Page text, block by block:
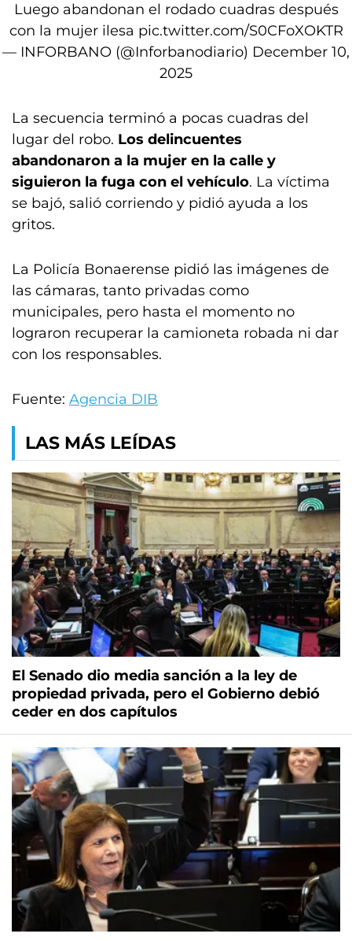
Luego abandonan el rodado cuadras después
con la mujer ilesa pic.twitter.com/S0CFoXOKTR
— INFORBANO (@Inforbanodiario) December 10,
2025
La secuencia terminó a pocas cuadras del
lugar del robo. Los delincuentes
abandonaron a la mujer en la calle y
siguieron la fuga con el vehículo. La víctima
se bajó, salió corriendo y pidió ayuda a los
gritos.
La Policía Bonaerense pidió las imágenes de
las cámaras, tanto privadas como
municipales, pero hasta el momento no
lograron recuperar la camioneta robada ni dar
con los responsables.
Fuente: Agencia DIB
LAS MÁS LEÍDAS
El Senado dio media sanción a la ley de
propiedad privada, pero el Gobierno debió
ceder en dos capítulos